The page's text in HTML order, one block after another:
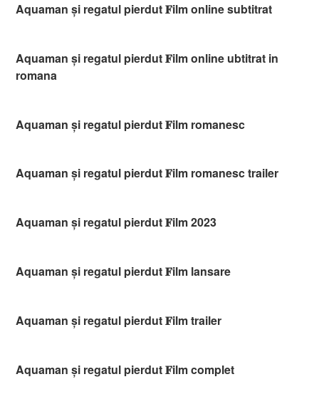
Aquaman și regatul pierdut 𝐅ilm online subtitrat
Aquaman și regatul pierdut 𝐅ilm online ubtitrat in
romana
Aquaman și regatul pierdut 𝐅ilm romanesc
Aquaman și regatul pierdut 𝐅ilm romanesc trailer
Aquaman și regatul pierdut 𝐅ilm 2023
Aquaman și regatul pierdut 𝐅ilm lansare
Aquaman și regatul pierdut 𝐅ilm trailer
Aquaman și regatul pierdut 𝐅ilm complet